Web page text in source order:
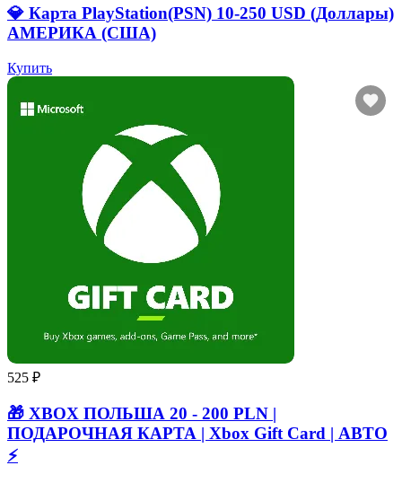
💎 Карта PlayStation(PSN) 10-250 USD (Доллары)
АМЕРИКА (США)
Купить
525 ₽
🎁 XBOX ПОЛЬША 20 - 200 PLN |
ПОДАРОЧНАЯ КАРТА | Xbox Gift Card | АВТО
⚡